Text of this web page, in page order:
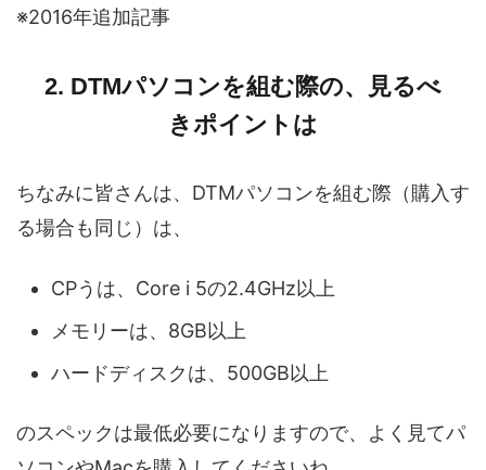
※2016年追加記事
2. DTMパソコンを組む際の、見るべ
きポイントは
ちなみに皆さんは、DTMパソコンを組む際（購入す
る場合も同じ）は、
CPうは、Core i 5の2.4GHz以上
メモリーは、8GB以上
ハードディスクは、500GB以上
のスペックは最低必要になりますので、よく見てパ